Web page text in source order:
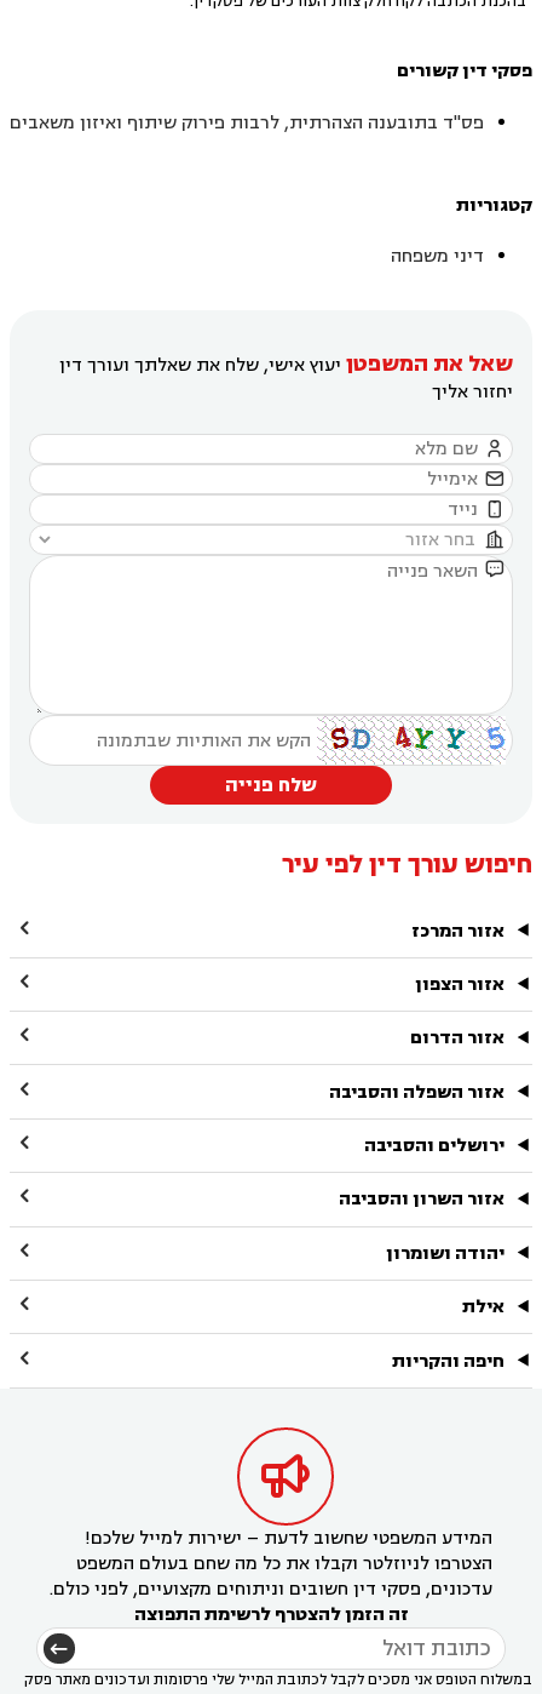
פסקי דין קשורים
פס"ד בתובענה הצהרתית, לרבות פירוק שיתוף ואיזון משאבים
קטגוריות
דיני משפחה
שאל את המשפטן יעוץ אישי, שלח את שאלתך ועורך דין
יחזור אליך





שלח פנייה
חיפוש עורך דין לפי עיר
אזור המרכז 
אזור הצפון 
אזור הדרום 
אזור השפלה והסביבה 
ירושלים והסביבה 
אזור השרון והסביבה 
יהודה ושומרון 
אילת 
חיפה והקריות 

המידע המשפטי שחשוב לדעת – ישירות למייל שלכם!
הצטרפו לניוזלטר וקבלו את כל מה שחם בעולם המשפט
עדכונים, פסקי דין חשובים וניתוחים מקצועיים, לפני כולם.
זה הזמן להצטרף לרשימת התפוצה
במשלוח הטופס אני מסכים לקבל לכתובת המייל שלי פרסומות ועדכונים מאתר פסק